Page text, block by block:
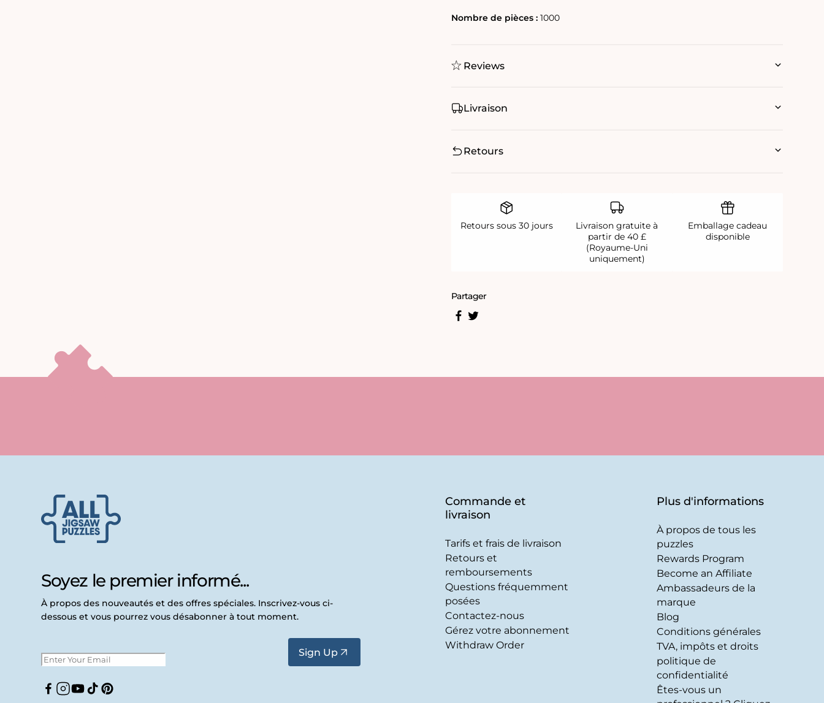
Nombre de pièces : 1000
Reviews
Livraison
Retours
Retours sous 30 jours
Livraison gratuite à
partir de 40 £
(Royaume-Uni
uniquement)
Emballage cadeau
disponible
Partager
Soyez le premier informé...
À propos des nouveautés et des offres spéciales. Inscrivez-vous ci-
dessous et vous pourrez vous désabonner à tout moment.
Sign Up
Facebook
Instagram
YouTube
TikTokPinterest
Commande et
livraison
Tarifs et frais de livraison
Retours et
remboursements
Questions fréquemment
posées
Contactez-nous
Gérez votre abonnement
Withdraw Order
Plus d'informations
À propos de tous les
puzzles
Rewards Program
Become an Affiliate
Ambassadeurs de la
marque
Blog
Conditions générales
TVA, impôts et droits
politique de
confidentialité
Êtes-vous un